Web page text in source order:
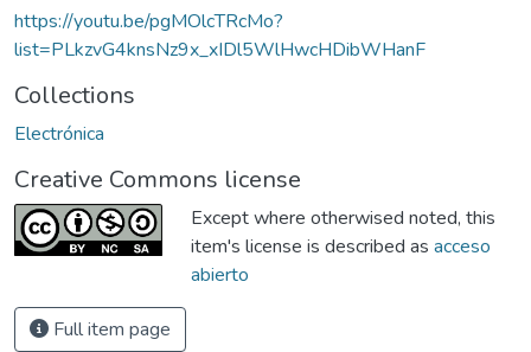
https://youtu.be/pgMOlcTRcMo?
list=PLkzvG4knsNz9x_xIDl5WlHwcHDibWHanF
Collections
Electrónica
Creative Commons license
Except where otherwised noted, this
item's license is described as acceso
abierto
Full item page